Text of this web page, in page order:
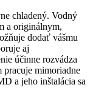
chladený. Vodný
a originálnym,
dodať vášmu
aj
účinne rozvádza
pracuje mimoriadne
a jeho inštalácia sa